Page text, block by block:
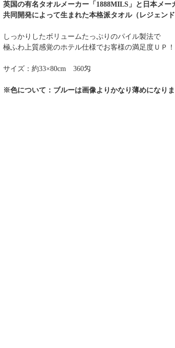
英国の有名タオルメーカー「1888MILS」と日本メー
共同開発によって生まれた本格派タオル（レジェン
しっかりしたボリュームたっぷりのパイル製法で
極ふわ上質感覚のホテル仕様でお客様の満足度ＵＰ！
サイズ：約33×80cm 360匁
※色について：ブルーは画像よりかなり薄めになり